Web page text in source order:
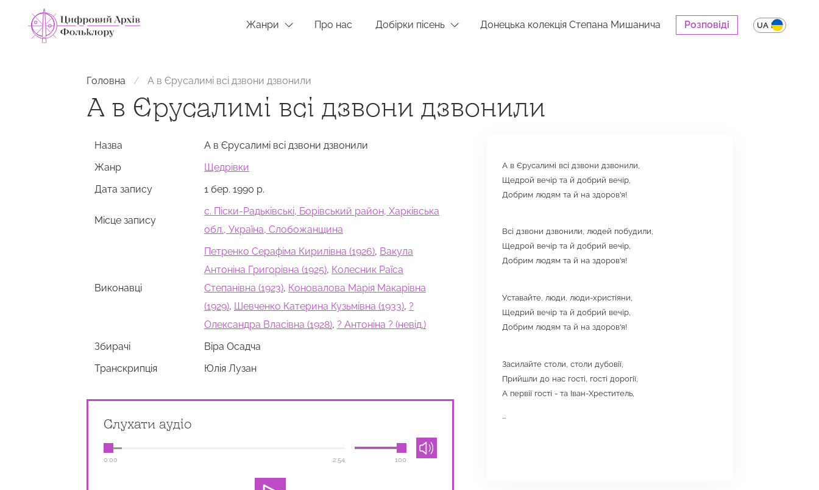
UA EN
Жанри Про нас Добірки пісень Донецька колекція Степана Мишанича Розповіді
Головна А в Єрусалимі всі дзвони дзвонили
А в Єрусалимі всі дзвони дзвонили
Назва А в Єрусалимі всі дзвони дзвонили
Жанр Щедрівки
Дата запису 1 бер. 1990 р.
Місце запису
с. Піски-Радьківські, Борівський район, Харківська
обл., Україна, Слобожанщина
Виконавці
Петренко Серафіма Кирилівна (1926), Вакула
Антоніна Григорівна (1925), Колесник Раїса
Степанівна (1923), Коновалова Марія Макарівна
(1929), Шевченко Катерина Кузьмівна (1933), ?
Олександра Власівна (1928), ? Антоніна ? (невід.)
Збирачi Віра Осадча
Транскрипція Юлія Лузан
Слухати аудіо
0:00 2:54 100
А в Єрусалимі всі дзвони дзвонили,
Щедрой вечір та й добрий вечір,
Добрим людям та й на здоров'я!
Всі дзвони дзвонили, людей побудили,
Щедрой вечір та й добрий вечір,
Добрим людям та й на здоров'я!
Уставайте, люди, люди-христіяни,
Щедрий вечір та й добрий вечір,
Добрим людям та й на здоров'я!
Засилайте столи, столи дубовії,
Прийшли до нас гості, гості дорогії,
А первії гості - та Іван-Хреститель,
...